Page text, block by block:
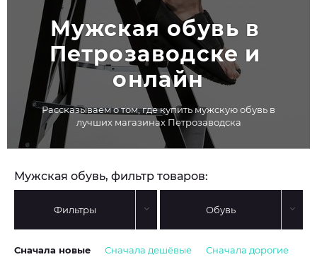
Мужская обувь в
Петрозаводске и
онлайн
Рассказываем о том, где купить мужскую обувь в
лучших магазинах Петрозаводска
Мужская обувь, фильтр товаров:
Фильтры Обувь
Сначала новые Сначала дешёвые Сначала дорогие